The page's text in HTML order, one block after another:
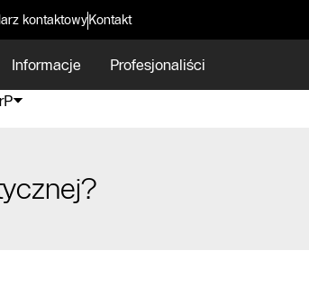
kontaktowyKontakt
Informacje Profesjonaliści